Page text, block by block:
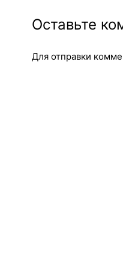
Оставьте
Для отправки